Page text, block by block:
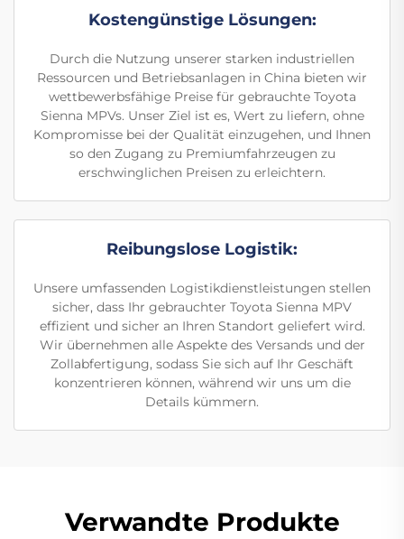
Kostengünstige Lösungen:
Durch die Nutzung unserer starken industriellen
Ressourcen und Betriebsanlagen in China bieten wir
wettbewerbsfähige Preise für gebrauchte Toyota
Sienna MPVs. Unser Ziel ist es, Wert zu liefern, ohne
Kompromisse bei der Qualität einzugehen, und Ihnen
so den Zugang zu Premiumfahrzeugen zu
erschwinglichen Preisen zu erleichtern.
Reibungslose Logistik:
Unsere umfassenden Logistikdienstleistungen stellen
sicher, dass Ihr gebrauchter Toyota Sienna MPV
effizient und sicher an Ihren Standort geliefert wird.
Wir übernehmen alle Aspekte des Versands und der
Zollabfertigung, sodass Sie sich auf Ihr Geschäft
konzentrieren können, während wir uns um die
Details kümmern.
Verwandte Produkte